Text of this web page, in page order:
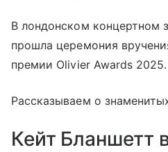
В лондонском концертном
прошла церемония
премии Olivier Awards 2025.
Рассказываем о
Кейт Бланшетт